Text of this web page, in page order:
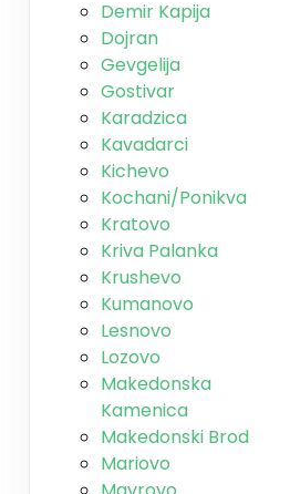
Demir Kapija
Dojran
Gevgelija
Gostivar
Karadzica
Kavadarci
Kichevo
Kochani/Ponikva
Kratovo
Kriva Palanka
Krushevo
Kumanovo
Lesnovo
Lozovo
Makedonska
Kamenica
Makedonski Brod
Mariovo